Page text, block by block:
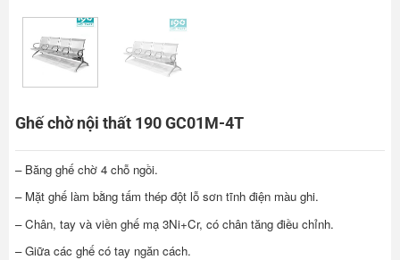
Ghế chờ nội thất 190 GC01M-4T
– Băng ghế chờ 4 chỗ ngồi.
– Mặt ghế làm bằng tấm thép đột lỗ sơn tĩnh điện màu ghi.
– Chân, tay và viền ghế mạ 3Ni+Cr, có chân tăng điều chỉnh.
– Giữa các ghế có tay ngăn cách.